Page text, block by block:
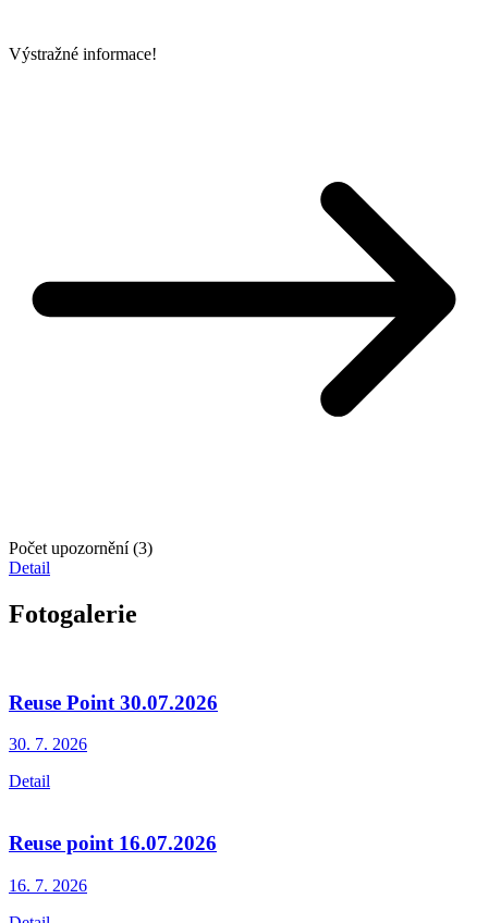
Výstražné informace!
Počet upozornění (3)
Detail
Fotogalerie
Reuse Point 30.07.2026
30. 7. 2026
Detail
Reuse point 16.07.2026
16. 7. 2026